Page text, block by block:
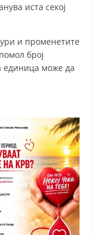
иста секој
и променетите
број
единица може да